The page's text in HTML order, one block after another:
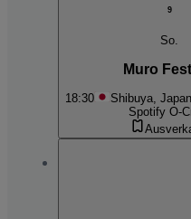
9
So.
Muro
18:30 Shibuya, Japan
Spotify O-